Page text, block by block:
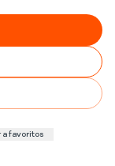
a favoritos